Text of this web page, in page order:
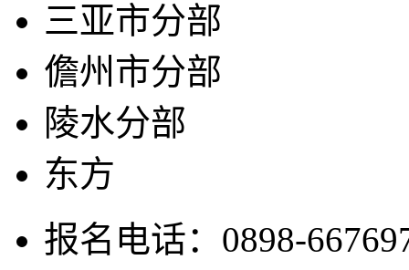
三亚市分部
儋州市分部
陵水分部
东方
报名电话：0898-